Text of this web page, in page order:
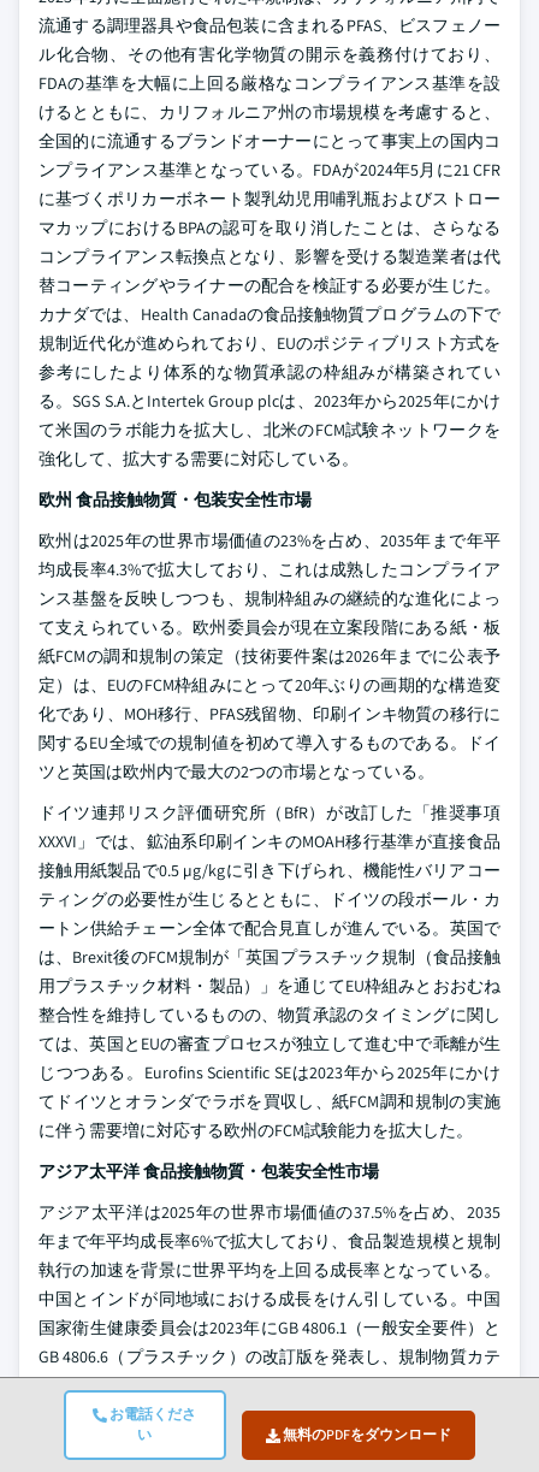
お電話くださ
い
無料のPDFをダウンロード
流通する調理器具や食品包装に含まれるPFAS、ビスフェノー
ル化合物、その他有害化学物質の開示を義務付けており、
FDAの基準を大幅に上回る厳格なコンプライアンス基準を設
けるとともに、カリフォルニア州の市場規模を考慮すると、
全国的に流通するブランドオーナーにとって事実上の国内コ
ンプライアンス基準となっている。FDAが2024年5月に21 CFR
に基づくポリカーボネート製乳幼児用哺乳瓶およびストロー
マカップにおけるBPAの認可を取り消したことは、さらなる
コンプライアンス転換点となり、影響を受ける製造業者は代
替コーティングやライナーの配合を検証する必要が生じた。
カナダでは、Health Canadaの食品接触物質プログラムの下で
規制近代化が進められており、EUのポジティブリスト方式を
参考にしたより体系的な物質承認の枠組みが構築されてい
る。SGS S.A.とIntertek Group plcは、2023年から2025年にかけ
て米国のラボ能力を拡大し、北米のFCM試験ネットワークを
強化して、拡大する需要に対応している。
欧州 食品接触物質・包装安全性市場
欧州は2025年の世界市場価値の23%を占め、2035年まで年平
均成長率4.3%で拡大しており、これは成熟したコンプライア
ンス基盤を反映しつつも、規制枠組みの継続的な進化によっ
て支えられている。欧州委員会が現在立案段階にある紙・板
紙FCMの調和規制の策定（技術要件案は2026年までに公表予
定）は、EUのFCM枠組みにとって20年ぶりの画期的な構造変
化であり、MOH移行、PFAS残留物、印刷インキ物質の移行に
関するEU全域での規制値を初めて導入するものである。ドイ
ツと英国は欧州内で最大の2つの市場となっている。
ドイツ連邦リスク評価研究所（BfR）が改訂した「推奨事項
XXXVI」では、鉱油系印刷インキのMOAH移行基準が直接食品
接触用紙製品で0.5 µg/kgに引き下げられ、機能性バリアコー
ティングの必要性が生じるとともに、ドイツの段ボール・カ
ートン供給チェーン全体で配合見直しが進んでいる。英国で
は、Brexit後のFCM規制が「英国プラスチック規制（食品接触
用プラスチック材料・製品）」を通じてEU枠組みとおおむね
整合性を維持しているものの、物質承認のタイミングに関し
ては、英国とEUの審査プロセスが独立して進む中で乖離が生
じつつある。Eurofins Scientific SEは2023年から2025年にかけ
てドイツとオランダでラボを買収し、紙FCM調和規制の実施
に伴う需要増に対応する欧州のFCM試験能力を拡大した。
アジア太平洋 食品接触物質・包装安全性市場
アジア太平洋は2025年の世界市場価値の37.5%を占め、2035
年まで年平均成長率6%で拡大しており、食品製造規模と規制
執行の加速を背景に世界平均を上回る成長率となっている。
中国とインドが同地域における成長をけん引している。中国
国家衛生健康委員会は2023年にGB 4806.1（一般安全要件）と
GB 4806.6（プラスチック）の改訂版を発表し、規制物質カテ
ゴリーの移行基準を引き上げるとともに、承認添加物のポジ
ティブリストを拡大した。これにより、従来のGB基準で
grandfathered（既存承認）とされていた包装配合の再検証が